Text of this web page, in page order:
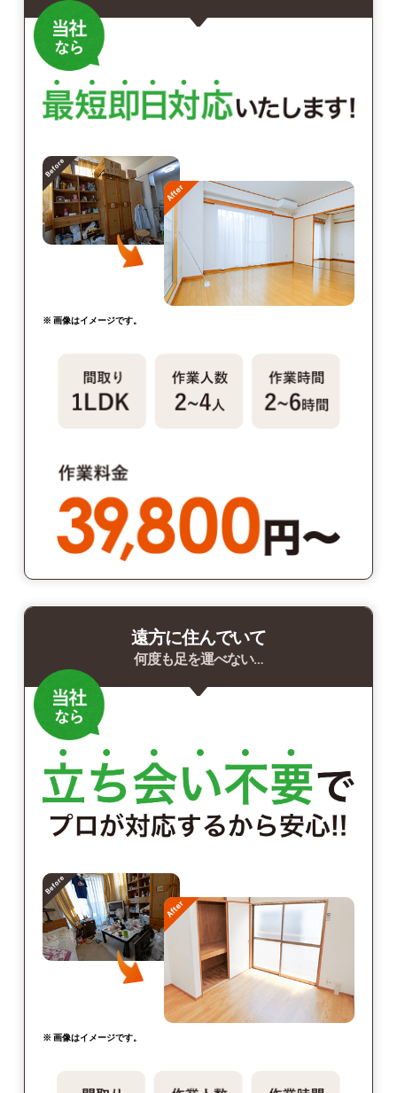
※ 画像はイメージです。
遠方に住んでいて
何度も足を運べない…
※ 画像はイメージです。